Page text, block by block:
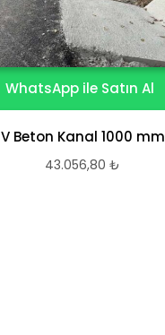
WhatsApp ile Satın Al
V Beton Kanal 1000 mm
43.056,80 ₺